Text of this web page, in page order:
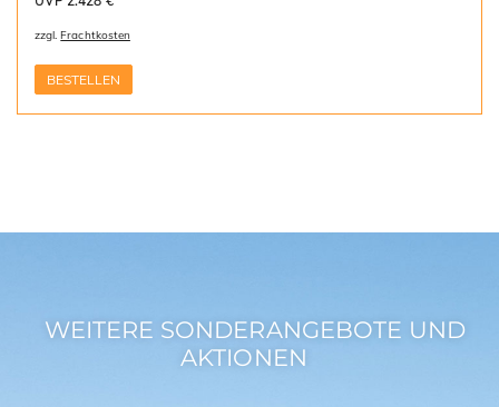
zzgl.Frachtkosten
BESTELLEN
WEITERE SONDERANGEBOTE UND
AKTIONEN